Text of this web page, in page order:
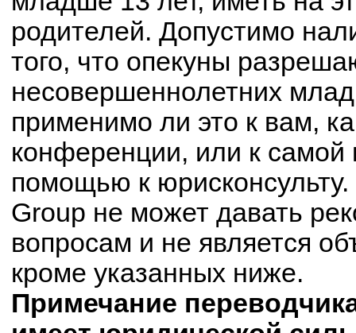
родителей. Допустимо
того, что опекуны
несовершеннолетних
применимо ли это к вам,
конференции, или к самой
помощью к
Group не может давать
вопросам и не является
кроме указанных ниже.
Примечание